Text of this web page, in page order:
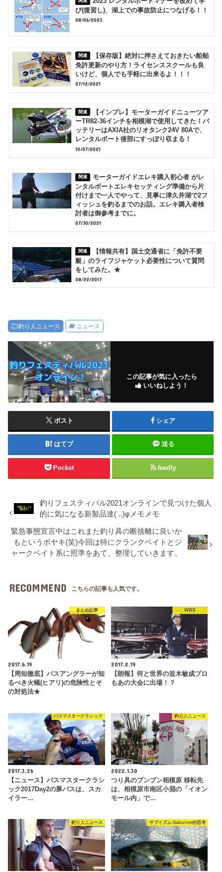
び(復習し)、湖上での事故防止につなげる！！
08/06/2023
【保存版】絶対に押さえておきたい船舶
免許更新のやり方！ライセンススクールも良
いけど、個人でも手軽に出来るよ！！！
07/12/2021
【インプレ】モーターガイドニューツア
ーTR82-36インチを相模湖で使用してきた！バ
ッテリーはAXIA社のリオタンク24V 80Aで、
レンタルボート後部にすっぽり収まる！
10/07/2021
モーターガイドエレキ購入初心者 がレ
ンタルボートエレキセッティング準備から片
付けまで一人でやって、見事に津久井湖で2フ
ィッシュを釣るまでのお話。エレキ購入者検
討者は御参考までに。
07/30/2021
【情報共有】国土交通省に「免許不要
艇」のライフジャケット必要性について質問
をしてみた。★
08/22/2017
釣り人ニュース ニュース
この記事が気に入ったら
いいねしよう！
ポスト シェア
はてブ 送る
Pocket feedly
釣りフェスティバル2021オンラインで見つけた個人
的に気になる新製品達( ..)φメモメモ
緊急事態宣言中はこれまた釣り具の断捨離に良いか
もというボヤキ(笑)今回は特にクランクベイトとジ
ャークベイト系に照準をあて、整理していきます。
RECOMMEND こちらの記事も人気です。
まとめ記事
2017.6.19
【周知徹底】バスアングラーが知
るべき火蟻(ヒアリ)の危険性とそ
の対処法★
WBS
2017.2.19
【朗報】何と世界の並木敏成プロ
もあの大会に出場！？
バスマスタークラシック
2017.3.26
【ニュース】バスマスタークラシ
ック2017Day2の豚バスは、スカ
イラー…
釣り人ニュース
2022.1.30
つり具のブンブン相模原 移転先
は、相模原市南区小淵の「イオン
モール内」で…
釣り人ニュース サブイズム-Sabuism的思考